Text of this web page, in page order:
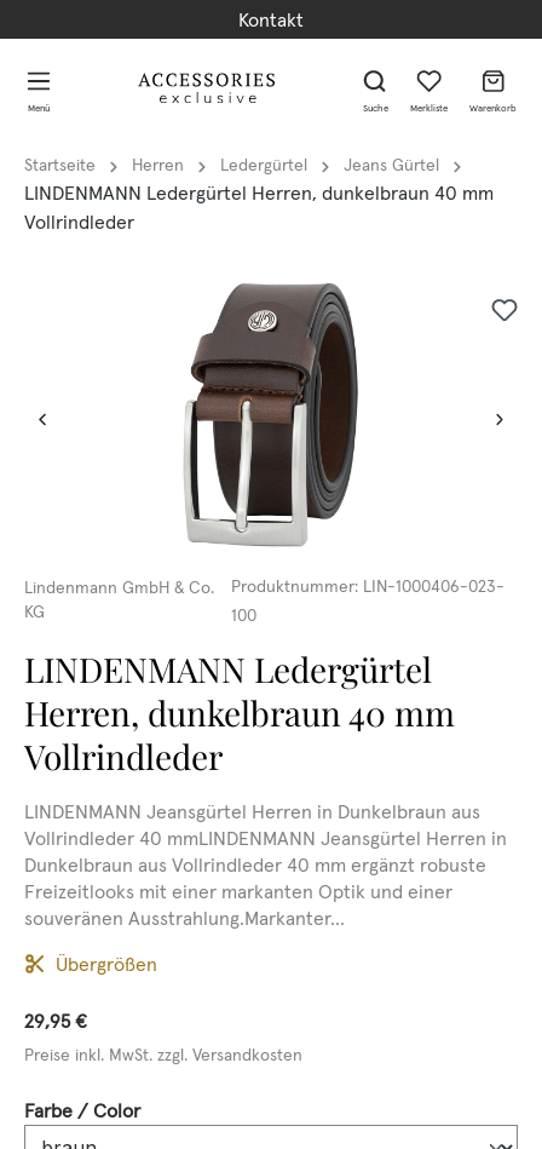
Kontakt
Menü Suche Merkliste Warenkorb
Startseite Herren Ledergürtel Jeans Gürtel
LINDENMANN Ledergürtel Herren, dunkelbraun 40 mm
Vollrindleder
Lindenmann GmbH & Co.
KG
Produktnummer: LIN-1000406-023-
100
LINDENMANN Ledergürtel
Herren, dunkelbraun 40 mm
Vollrindleder
LINDENMANN Jeansgürtel Herren in Dunkelbraun aus
Vollrindleder 40 mmLINDENMANN Jeansgürtel Herren in
Dunkelbraun aus Vollrindleder 40 mm ergänzt robuste
Freizeitlooks mit einer markanten Optik und einer
souveränen Ausstrahlung.Markanter...
Übergrößen
29,95 €
Preise inkl. MwSt. zzgl. Versandkosten
Farbe / Colorauswählen